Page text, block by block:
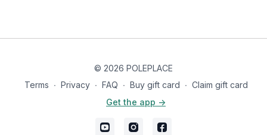
© 2026 POLEPLACE
Terms ∙ Privacy ∙ FAQ ∙ Buy gift card ∙ Claim gift card
Get the app ->